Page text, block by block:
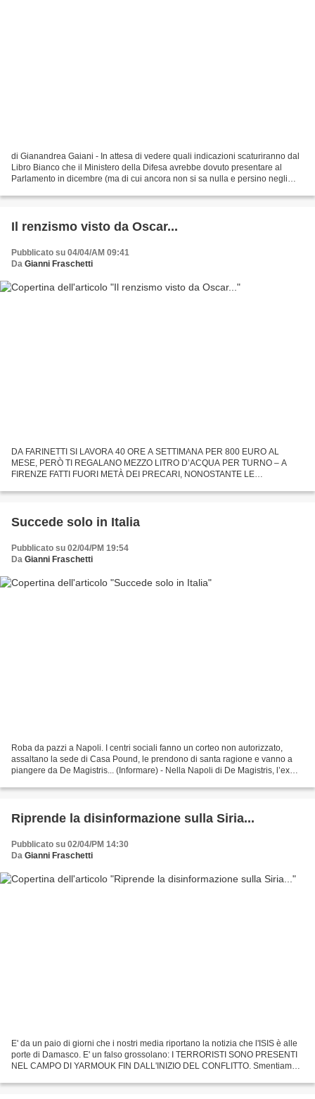
di Gianandrea Gaiani - In attesa di vedere quali indicazioni scaturiranno dal
Libro Bianco che il Ministero della Difesa avrebbe dovuto presentare al
Parlamento in dicembre (ma di cui ancora non si sa nulla e persino negli
Il renzismo visto da Oscar...
Pubblicato su 04/04/AM 09:41
Da Gianni Fraschetti
DA FARINETTI SI LAVORA 40 ORE A SETTIMANA PER 800 EURO AL
MESE, PERÒ TI REGALANO MEZZO LITRO D’ACQUA PER TURNO – A
FIRENZE FATTI FUORI METÀ DEI PRECARI, NONOSTANTE LE
un bastardo»...
Succede solo in Italia
Pubblicato su 02/04/PM 19:54
Da Gianni Fraschetti
Roba da pazzi a Napoli. I centri sociali fanno un corteo non autorizzato,
assaltano la sede di Casa Pound, le prendono di santa ragione e vanno a
piangere da De Magistris... (Informare) - Nella Napoli di De Magistris, l’ex
Riprende la disinformazione sulla Siria...
Pubblicato su 02/04/PM 14:30
Da Gianni Fraschetti
E' da un paio di giorni che i nostri media riportano la notizia che l'ISIS è alle
porte di Damasco. E' un falso grossolano: I TERRORISTI SONO PRESENTI
NEL CAMPO DI YARMOUK FIN DALL'INIZIO DEL CONFLITTO. Smentiamo